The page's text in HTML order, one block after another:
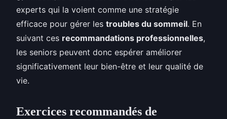
experts qui la voient comme une stratégie
efficace pour gérer les troubles du sommeil. En
suivant ces recommandations professionnelles,
les seniors peuvent donc espérer améliorer
significativement leur bien-être et leur qualité de
vie.
Exercices recommandés de